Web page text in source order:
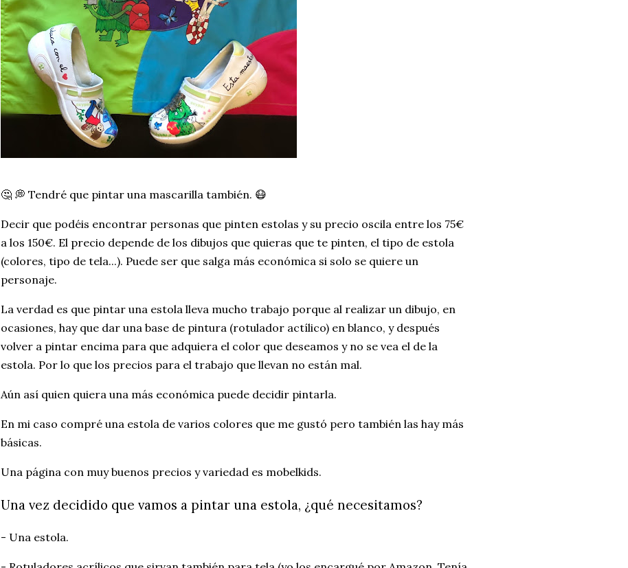
🤔 💭 Tendré que pintar una mascarilla también. 😷
Decir que podéis encontrar personas que pinten estolas y su precio oscila entre los 75€
a los 150€. El precio depende de los dibujos que quieras que te pinten, el tipo de estola
(colores, tipo de tela...). Puede ser que salga más económica si solo se quiere un
personaje.
La verdad es que pintar una estola lleva mucho trabajo porque al realizar un dibujo, en
ocasiones, hay que dar una base de pintura (rotulador actílico) en blanco, y después
volver a pintar encima para que adquiera el color que deseamos y no se vea el de la
estola. Por lo que los precios para el trabajo que llevan no están mal.
Aún así quien quiera una más económica puede decidir pintarla.
En mi caso compré una estola de varios colores que me gustó pero también las hay más
básicas.
Una página con muy buenos precios y variedad es mobelkids.
Una vez decidido que vamos a pintar una estola, ¿qué necesitamos?
- Una estola.